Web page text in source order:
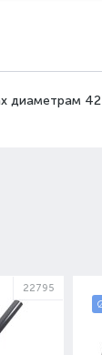
диаметрам
22795